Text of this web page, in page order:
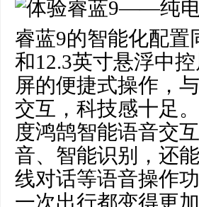
睿蓝9的智能化配置
和12.3英寸悬浮中
屏的便捷式操作，
交互，科技感十足
度鸿鹄智能语音交
音、智能识别，还
线对话等语音操作
一次出行都变得更